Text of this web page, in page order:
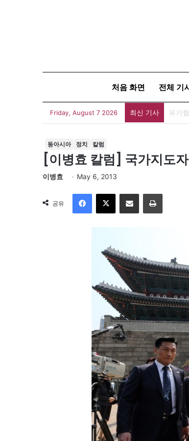
처음 화면 전체 기
Friday, August 7 2026 최신 기사 유가
동아시아 정치 칼럼
[이병효 칼럼] 국가지도
이병효 May 6, 2013
공유
이메일